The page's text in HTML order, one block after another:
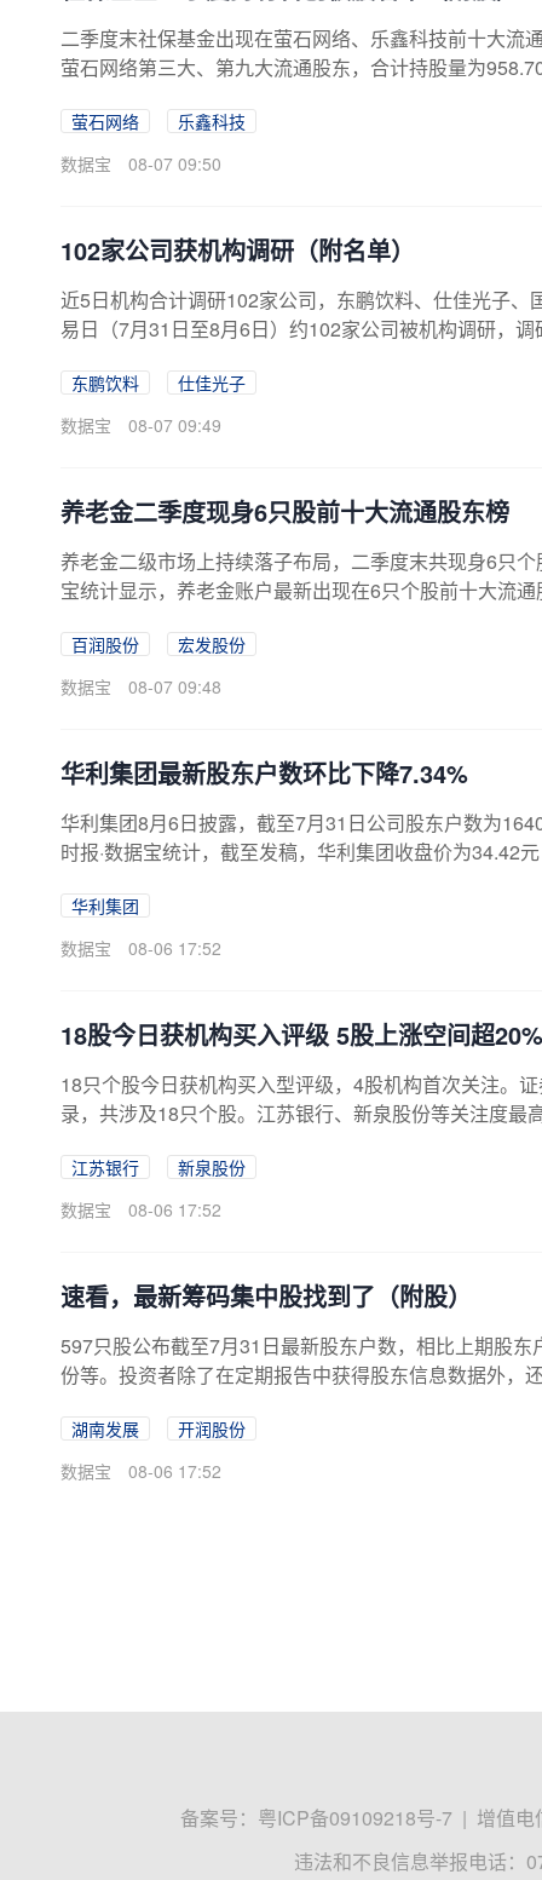
二季度末社保基金出现在萤石网络、乐鑫科技前十大流
萤石网络第三大、第九大流通股东，合计持股量为
家数社保基金持股量（万股）环比（%）占流通股比例
55688018乐鑫科技1582.6638.502.4974533.32注：本
萤石网络
乐鑫科技
数据宝
08-07 09:50
102家公司获机构调研（附名单）
近5日机构合计调研102家公司，东鹏饮料、仕佳光子
易日（7月31日至8月6日）约102家公司被机构调研，
中，共有35家公司获20家以上机构扎堆调研。东鹏饮
研，榜单中排名第二；国瓷材料、泽璟制药等分别被
东鹏饮料
仕佳光子
数据宝
08-07 09:49
养老金二季度现身6只股前十大流通股东榜
养老金二级市场上持续落子布局，二季度末共现身6只
宝统计显示，养老金账户最新出现在6只个股前十大流
866.95万股；其次是宏发股份，基本养老保险基金一
股市值看，养老金账户期末持股市值在亿元以上的有5
百润股份
宏发股份
数据宝
08-07 09:48
华利集团最新股东户数环比下降7.34%
华利集团8月6日披露，截至7月31日公司股东户数为
时报·数据宝统计，截至发稿，华利集团收盘价为34.42
元，本期筹码集中以来融资余额合计减少1595.22万元
营业收入43.15亿元，同比下降19.40%，实现净利润
华利集团
数据宝
08-06 17:52
18股今日获机构买入评级 5股上涨空间超20%
18只个股今日获机构买入型评级，4股机构首次关注。
录，共涉及18只个股。江苏银行、新泉股份等关注度
0%，汇嘉时代上涨空间最高，8月6日东方证券预计公
华峰化学、健盛集团等，上涨空间分别为37.99%、
江苏银行
新泉股份
数据宝
08-06 17:52
速看，最新筹码集中股找到了（附股）
597只股公布截至7月31日最新股东户数，相比上期股
份等。投资者除了在定期报告中获得股东信息数据外，
稿，共有597家公司公布了截至7月31日股东户数。上
日)筹码集中股监测显示，这些股7月11日以来平均下跌
湖南发展
开润股份
数据宝
08-06 17:52
备案号： 粤ICP备09109218号-7 | 增值电
违法和不良信息举报电话：